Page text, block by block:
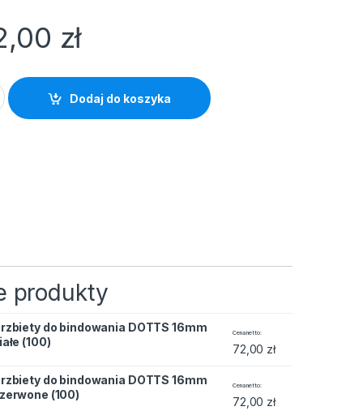
zł
DOTTS 16mm czerwone (100) quantity
Dodaj do koszyka
produkty
DOTTS 16mm białe (100) quantity
do bindowania DOTTS 16mm
(100)
Cena netto
72,00 zł
DOTTS 16mm czerwone (100) quantity
do bindowania DOTTS 16mm
(100)
Cena netto
72,00 zł